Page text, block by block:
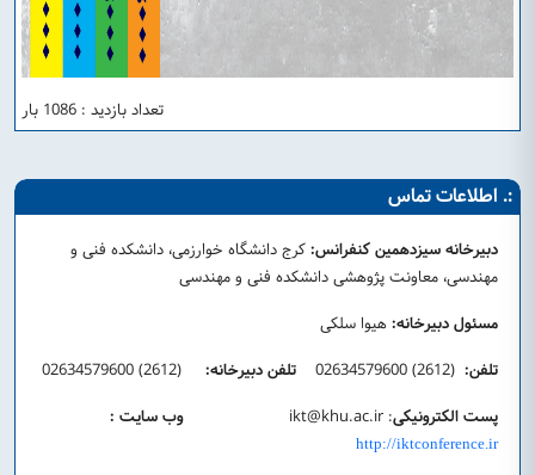
تعداد بازدید : 1086 بار
:. اطلاعات تماس
دبیرخانه سیزدهمین کنفرانس:کرج دانشگاه خوارزمی، دانشکده فنی و
مهندسی، معاونت پژوهشی دانشکده فنی و مهندسی
مسئول دبیرخانه:هیوا سلکی
تلفن: (2612) 02634579600 تلفن دبیرخانه: (2612) 02634579600
پست الکترونیکی:
ikt@khu.ac.ir وب سایت :
http://iktconference.ir